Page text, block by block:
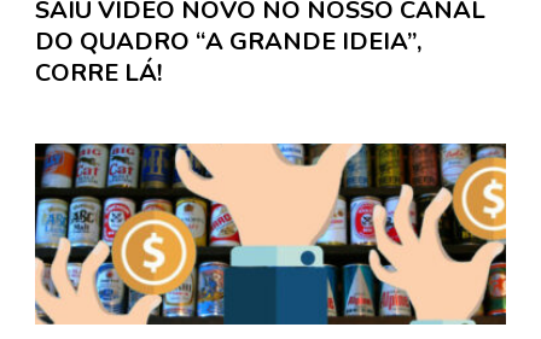
SAIU VÍDEO NOVO NO NOSSO CANAL
DO QUADRO “A GRANDE IDEIA”,
CORRE LÁ!